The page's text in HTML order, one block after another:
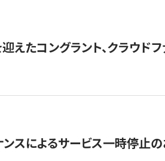
えたコングラント、クラウド
ンスによるサービス一時停止